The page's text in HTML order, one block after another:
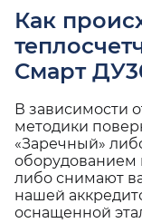
Как
Смарт
В зависимости
методики
«Заречный»
оборудованием
либо снимают
нашей
оснащенной